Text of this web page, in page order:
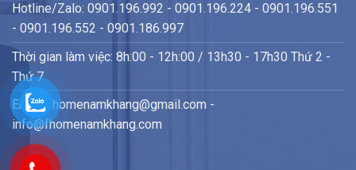
Hotline/Zalo: 0901.196.992 - 0901.196.224 - 0901.196.551
- 0901.196.552 - 0901.186.997
Thời gian làm việc: 8h:00 - 12h:00 / 13h30 - 17h30 Thứ 2 -
Thứ 7
Email: fhomenamkhang@gmail.com -
info@fhomenamkhang.com